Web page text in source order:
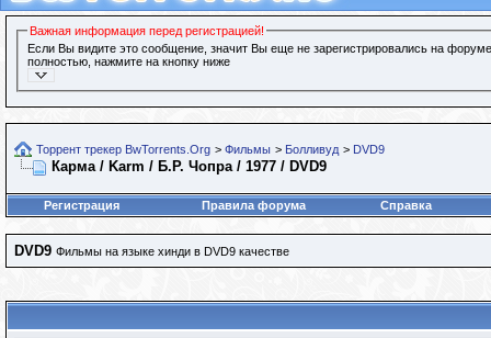
Важная информация перед регистрацией!
Если Вы видите это сообщение, значит Вы еще не зарегистрировались на
полностью, нажмите на кнопку ниже
Торрент трекер BwTorrents.Org > Фильмы > Болливуд > DVD9
Карма / Karm / Б.Р. Чопра / 1977 / DVD9
Регистрация Правила форума Справка
DVD9 Фильмы на языке хинди в DVD9 качестве